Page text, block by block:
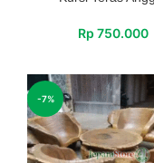
Rp 750.000
-7%